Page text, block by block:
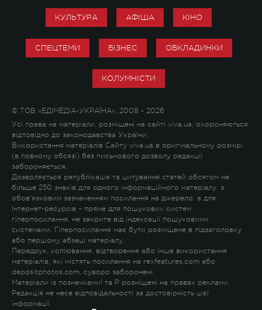
КУЛЬТУРА АФІША КІНО
СПЕЦТЕМИ БІЗНЕС ОБКЛАДИНКИ
КОЛУМНІСТИ
© ТОВ «ЕДІМЕДІА-УКРАЇНА», 2008 - 2026
Усі права на матеріали, розміщені на сайті viva.ua, охороняються
відповідно до законодавства України.
Використання матеріалів Сайту viva.ua в оригінальному розмірі
(в повному обсязі) без письмового дозволу редакції
забороняється.
Дозволяється републікація та цитування статей обсягом не
більше 250 знаків для одного інформаційного матеріалу, з
обов'язковим зазначенням посилання на джерело, а для
Інтернет-ресурсів – пряме для пошукових систем
гіперпосилання, не закрите від індексації пошуковими
системами. Гіперпосилання має бути розміщене в підзаголовку
або першому абзаці матеріалу.
Передрук, копіювання, відтворення або інше використання
матеріалів, які містять посилання на rexfeatures.com або
depositphotos.com, суворо заборонені.
Матеріали із позначками! та P розміщені на правах реклами.
Редакція не несе відповідальності за достовірність цієї
інформації.